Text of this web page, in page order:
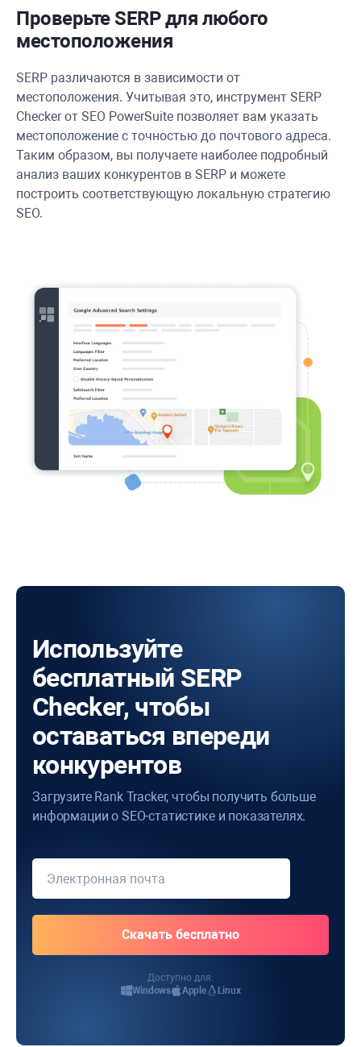
Проверьте SERP для любого
местоположения
SERP различаются в зависимости от
местоположения. Учитывая это, инструмент SERP
Checker от SEO PowerSuite позволяет вам указать
местоположение с точностью до почтового адреса.
Таким образом, вы получаете наиболее подробный
анализ ваших конкурентов в SERP и можете
построить соответствующую локальную стратегию
SEO.
Используйте
бесплатный SERP
Checker, чтобы
оставаться впереди
конкурентов
Загрузите Rank Tracker, чтобы получить больше
информации о SEO-статистике и показателях.
Доступно для:
Windows
Apple Linux